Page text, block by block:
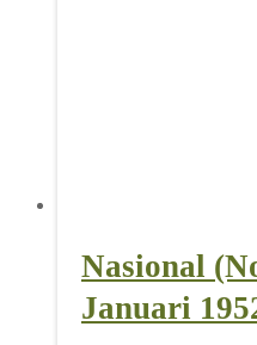
Nasional
Januari